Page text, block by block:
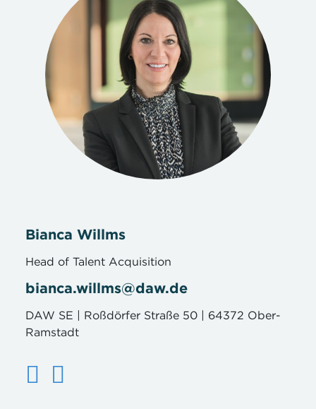
Bianca Willms
Head of Talent Acquisition
bianca.willms@daw.de
DAW SE | Roßdörfer Straße 50 | 64372 Ober-
Ramstadt